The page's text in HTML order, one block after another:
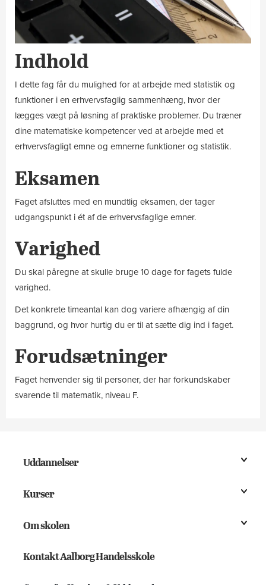
Indhold
I dette fag får du mulighed for at arbejde med statistik og
funktioner i en erhvervsfaglig sammenhæng, hvor der
lægges vægt på løsning af praktiske problemer. Du træner
dine matematiske kompetencer ved at arbejde med et
erhvervsfagligt emne og emnerne funktioner og statistik.
Eksamen
Faget afsluttes med en mundtlig eksamen, der tager
udgangspunkt i ét af de erhvervsfaglige emner.
Varighed
Du skal påregne at skulle bruge 10 dage for fagets fulde
varighed.
Det konkrete timeantal kan dog variere afhængig af din
baggrund, og hvor hurtig du er til at sætte dig ind i faget.
Forudsætninger
Faget henvender sig til personer, der har forkundskaber
svarende til matematik, niveau F.
Uddannelser
Kurser
Om skolen
Kontakt Aalborg Handelsskole